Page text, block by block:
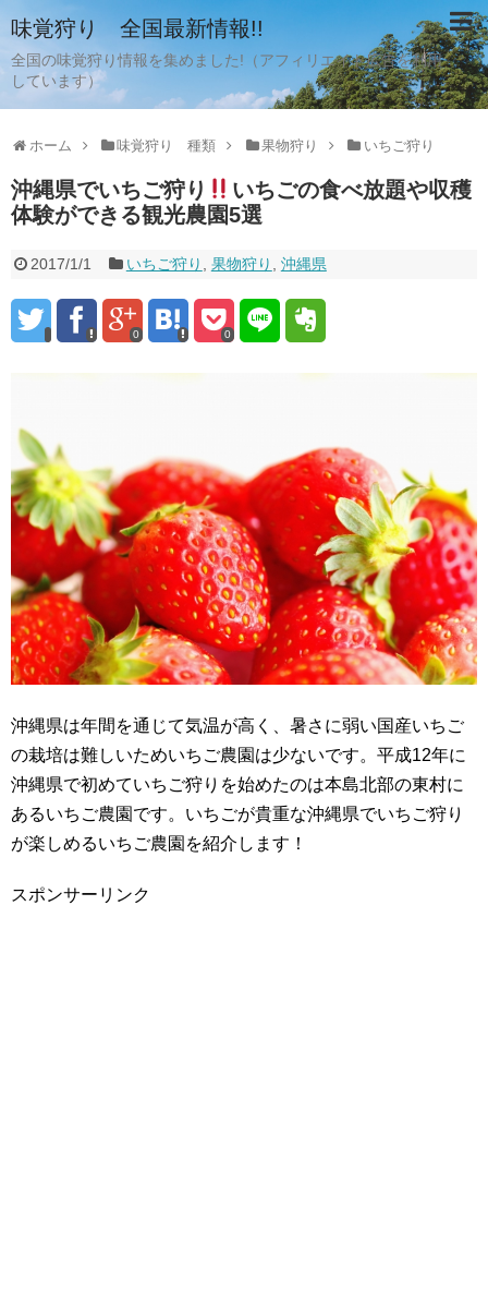
味覚狩り 全国最新情報!!
全国の味覚狩り情報を集めました!（アフィリエイト広告を利用
しています）
ホーム 味覚狩り 種類 果物狩り いちご狩り
沖縄県でいちご狩り
いちごの食べ放題や収穫
体験ができる観光農園5選
2017/1/1 いちご狩り 果物狩り 沖縄県
0 0
沖縄県は年間を通じて気温が高く、暑さに弱い国産いちご
の栽培は難しいためいちご農園は少ないです。平成12年に
沖縄県で初めていちご狩りを始めたのは本島北部の東村に
あるいちご農園です。いちごが貴重な沖縄県でいちご狩り
が楽しめるいちご農園を紹介します！
スポンサーリンク